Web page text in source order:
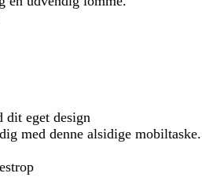
dit eget design
med denne alsidige mobiltaske.